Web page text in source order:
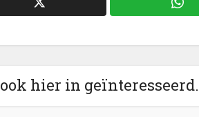
hier in geïnteresseerd.